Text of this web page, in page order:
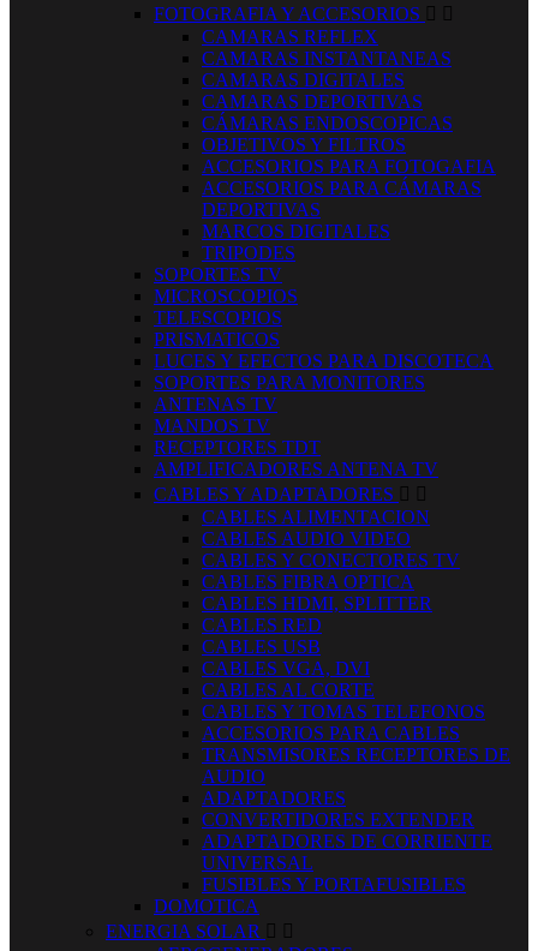
FOTOGRAFIA Y ACCESORIOS  
CAMARAS REFLEX
CAMARAS INSTANTANEAS
CAMARAS DIGITALES
CAMARAS DEPORTIVAS
CÁMARAS ENDOSCOPICAS
OBJETIVOS Y FILTROS
ACCESORIOS PARA FOTOGAFIA
ACCESORIOS PARA CÁMARAS
DEPORTIVAS
MARCOS DIGITALES
TRIPODES
SOPORTES TV
MICROSCOPIOS
TELESCOPIOS
PRISMATICOS
LUCES Y EFECTOS PARA DISCOTECA
SOPORTES PARA MONITORES
ANTENAS TV
MANDOS TV
RECEPTORES TDT
AMPLIFICADORES ANTENA TV
CABLES Y ADAPTADORES  
CABLES ALIMENTACION
CABLES AUDIO VIDEO
CABLES Y CONECTORES TV
CABLES FIBRA OPTICA
CABLES HDMI, SPLITTER
CABLES RED
CABLES USB
CABLES VGA, DVI
CABLES AL CORTE
CABLES Y TOMAS TELEFONOS
ACCESORIOS PARA CABLES
TRANSMISORES RECEPTORES DE
AUDIO
ADAPTADORES
CONVERTIDORES EXTENDER
ADAPTADORES DE CORRIENTE
UNIVERSAL
FUSIBLES Y PORTAFUSIBLES
DOMOTICA
ENERGIA SOLAR  